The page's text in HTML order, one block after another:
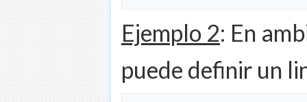
Ejemplo 2: En
puede definir un